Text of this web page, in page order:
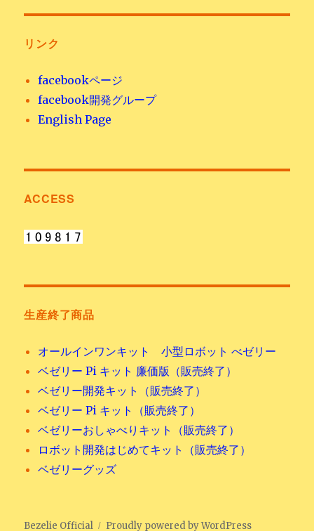
リンク
facebookページ
facebook開発グループ
English Page
ACCESS
生産終了商品
オールインワンキット 小型ロボット べゼリー
ベゼリー Pi キット 廉価版（販売終了）
ベゼリー開発キット（販売終了）
ベゼリー Pi キット（販売終了）
ベゼリーおしゃべりキット（販売終了）
ロボット開発はじめてキット（販売終了）
ベゼリーグッズ
Bezelie Official Proudly powered by WordPress